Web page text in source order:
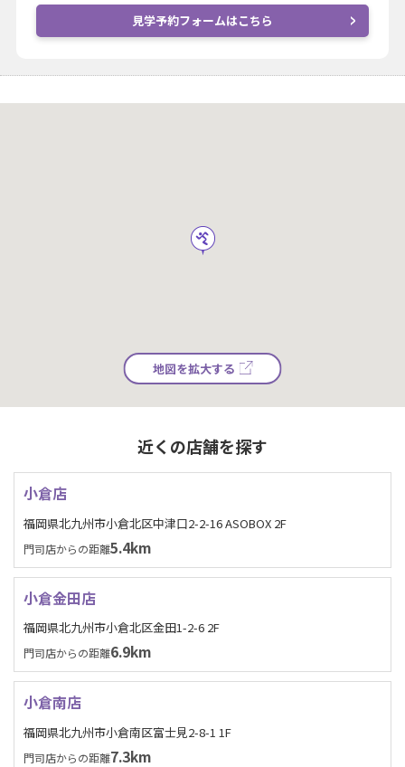
見学予約フォームはこちら
地図を拡大する
近くの店舗を探す
小倉店
福岡県北九州市小倉北区中津口2-2-16 ASOBOX 2F
門司店からの距離5.4km
小倉金田店
福岡県北九州市小倉北区金田1-2-6 2F
門司店からの距離6.9km
小倉南店
福岡県北九州市小倉南区富士見2-8-1 1F
門司店からの距離7.3km